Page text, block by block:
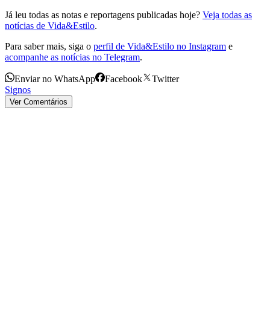
Já leu todas as notas e reportagens publicadas hoje? Veja todas as
notícias de Vida&Estilo.
Para saber mais, siga o perfil de Vida&Estilo no Instagram e
acompanhe as notícias no Telegram.
Enviar no WhatsApp Facebook
Twitter
Signos
Ver Comentários